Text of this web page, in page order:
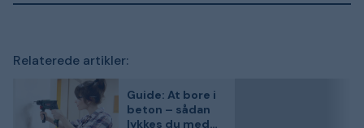
Relaterede artikler:
Guide: At bore i
beton – sådan
lykkes du med